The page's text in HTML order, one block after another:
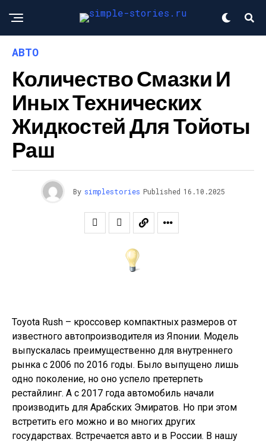
АВТО
Количество Смазки И
Иных Технических
Жидкостей Для Тойоты
Раш
By simplestories Published 16.10.2025
Toyota Rush – кроссовер компактных размеров от
известного автопроизводителя из Японии. Модель
выпускалась преимущественно для внутреннего
рынка с 2006 по 2016 годы. Было выпущено лишь
одно поколение, но оно успело претерпеть
рестайлинг. А с 2017 года автомобиль начали
производить для Арабских Эмиратов. Но при этом
встретить его можно и во многих других
государствах. Встречается авто и в России. В нашу